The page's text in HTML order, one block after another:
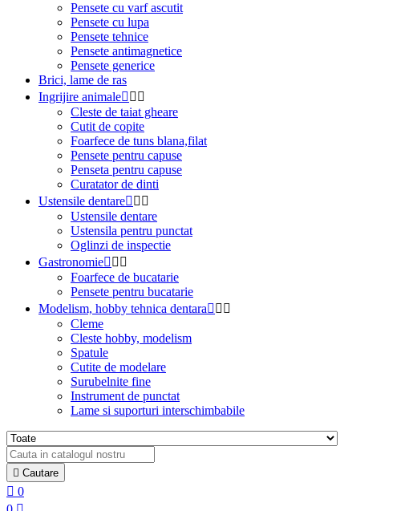
Pensete cu varf ascutit
Pensete cu lupa
Pensete tehnice
Pensete antimagnetice
Pensete generice
Brici, lame de ras
Ingrijire animale  
Cleste de taiat gheare
Cutit de copite
Foarfece de tuns blana,filat
Pensete pentru capuse
Penseta pentru capuse
Curatator de dinti
Ustensile dentare  
Ustensile dentare
Ustensila pentru punctat
Oglinzi de inspectie
Gastronomie  
Foarfece de bucatarie
Pensete pentru bucatarie
Modelism, hobby tehnica dentara  
Cleme
Cleste hobby, modelism
Spatule
Cutite de modelare
Surubelnite fine
Instrument de punctat
Lame si suporturi interschimbabile
 Cautare
 0